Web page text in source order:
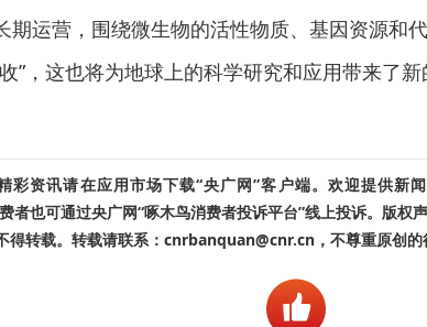
期运营，围绕微生物的活性物质、基因资源和
”，这也将为地球上的科学研究和应用带来了新
彩资讯请在应用市场下载“央广网”客户端。欢迎提供新
者也可通过央广网“啄木鸟消费者投诉平台”线上投诉。版权
得转载。转载请联系：cnrbanquan@cnr.cn，不尊重原创的